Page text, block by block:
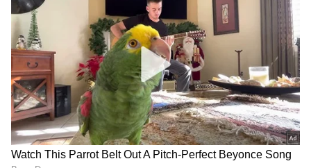
ಹಾಗು ಎಲ್ಲಾ ಅಪ್‌ಡೇಟ್ ಗಳನ್ನು ಪಡೆಯಿರಿ.